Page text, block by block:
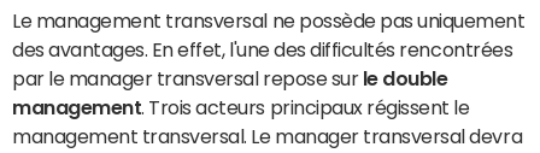
Le management transversal ne possède pas uniquement
des avantages. En effet, l'une des difficultés rencontrées
par le manager transversal repose sur le double
management . Trois acteurs principaux régissent le
management transversal. Le manager transversal devra